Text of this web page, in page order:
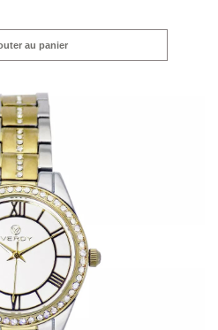
au panier